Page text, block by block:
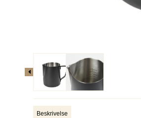
Beskrivelse